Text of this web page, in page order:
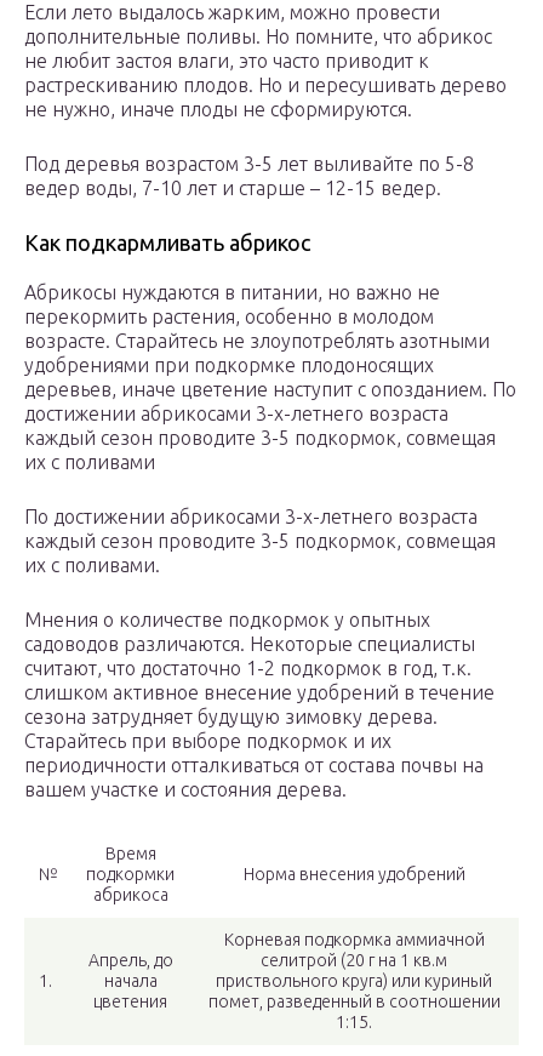
Если лето выдалось жарким, можно провести
дополнительные поливы. Но помните, что абрикос
не любит застоя влаги, это часто приводит к
растрескиванию плодов. Но и пересушивать дерево
не нужно, иначе плоды не сформируются.
Под деревья возрастом 3-5 лет выливайте по 5-8
ведер воды, 7-10 лет и старше – 12-15 ведер.
Как подкармливать абрикос
Абрикосы нуждаются в питании, но важно не
перекормить растения, особенно в молодом
возрасте. Старайтесь не злоупотреблять азотными
удобрениями при подкормке плодоносящих
деревьев, иначе цветение наступит с опозданием. По
достижении абрикосами 3-х-летнего возраста
каждый сезон проводите 3-5 подкормок, совмещая
их с поливами
По достижении абрикосами 3-х-летнего возраста
каждый сезон проводите 3-5 подкормок, совмещая
их с поливами.
Мнения о количестве подкормок у опытных
садоводов различаются. Некоторые специалисты
считают, что достаточно 1-2 подкормок в год, т.к.
слишком активное внесение удобрений в течение
сезона затрудняет будущую зимовку дерева.
Старайтесь при выборе подкормок и их
периодичности отталкиваться от состава почвы на
вашем участке и состояния дерева.
№
Время
подкормки
абрикоса
Норма внесения удобрений
1.
Апрель, до
начала
цветения
Корневая подкормка аммиачной
селитрой (20 г на 1 кв.м
приствольного круга) или куриный
помет, разведенный в соотношении
1:15.